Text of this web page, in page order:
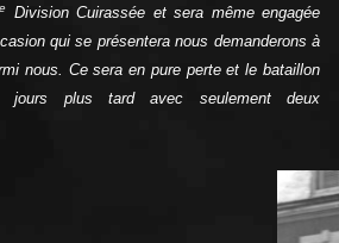
e
Division Cuirassée et sera même engagée
qui se présentera nous demanderons à
nous. Ce sera en pure perte et le bataillon
jours plus tard avec seulement deux